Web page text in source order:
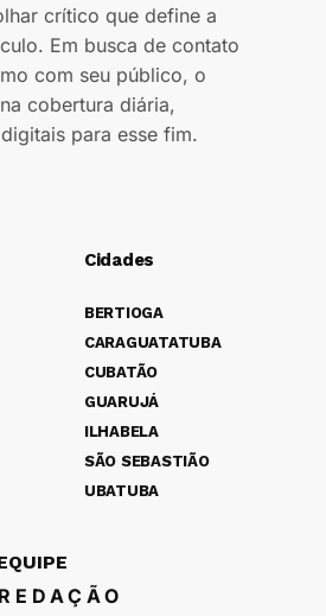
crítico que define a
Em busca de contato
com seu público, o
cobertura diária,
para esse fim.
Cidades
BERTIOGA
CARAGUATATUBA
CUBATÃO
GUARUJÁ
ILHABELA
SÃO SEBASTIÃO
UBATUBA
REDAÇÃO